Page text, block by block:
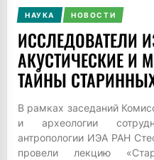
НАУКА НОВОСТИ
ИССЛЕДОВАТЕЛИ
АКУСТИЧЕСКИЕ И
ТАЙНЫ
В рамках заседаний
и археологии
антропологии ИЭА РАН
провели лекцию